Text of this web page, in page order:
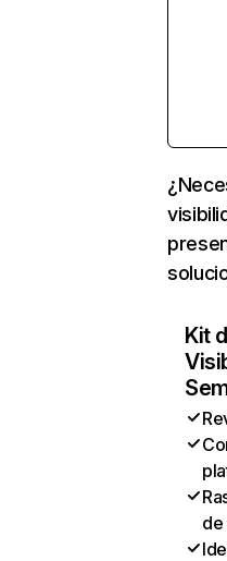
Kit
de